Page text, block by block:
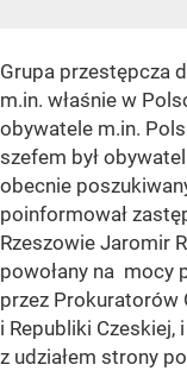
Grupa przestępcza
m.in. właśnie w
obywatele m.in.
szefem był
obecnie
poinformował
Rzeszowie Jaromir
powołany na mocy
przez Prokuratorów
i Republiki Czeskiej,
z udziałem strony